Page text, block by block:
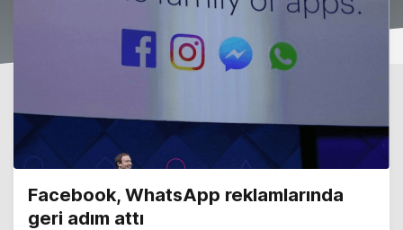
Facebook, WhatsApp reklamlarında
geri adım attı